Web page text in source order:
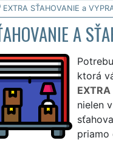
EXTRA SŤAHOVANIE a
A
ktorá
EXTRA
nielen
priamo